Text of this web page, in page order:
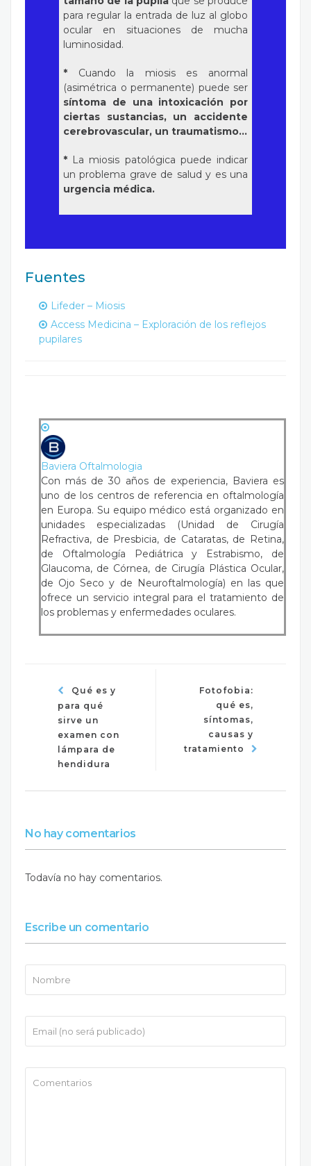
para regular la entrada de luz al globo
ocular en situaciones de mucha
luminosidad.
* Cuando la miosis es anormal
(asimétrica o permanente) puede ser
síntoma de una intoxicación por
ciertas sustancias, un accidente
cerebrovascular, un traumatismo...
* La miosis patológica puede indicar
un problema grave de salud y es una
urgencia médica.
Fuentes
Lifeder – Miosis
Access Medicina – Exploración de los reflejos
pupilares
Baviera Oftalmologia
Con más de 30 años de experiencia, Baviera es
uno de los centros de referencia en oftalmología
en Europa. Su equipo médico está organizado en
unidades especializadas (Unidad de Cirugía
Refractiva, de Presbicia, de Cataratas, de Retina,
de Oftalmología Pediátrica y Estrabismo, de
Glaucoma, de Córnea, de Cirugía Plástica Ocular,
de Ojo Seco y de Neuroftalmología) en las que
ofrece un servicio integral para el tratamiento de
los problemas y enfermedades oculares.
Qué es y
para qué
sirve un
examen con
lámpara de
hendidura
Fotofobia:
qué es,
síntomas,
causas y
tratamiento
No hay comentarios
Todavía no hay comentarios.
Escribe un comentario